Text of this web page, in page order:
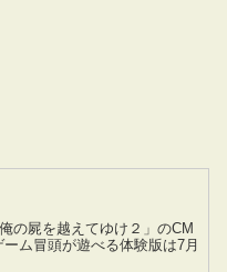
の屍を越えてゆけ２」のCM
ム冒頭が遊べる体験版は7月